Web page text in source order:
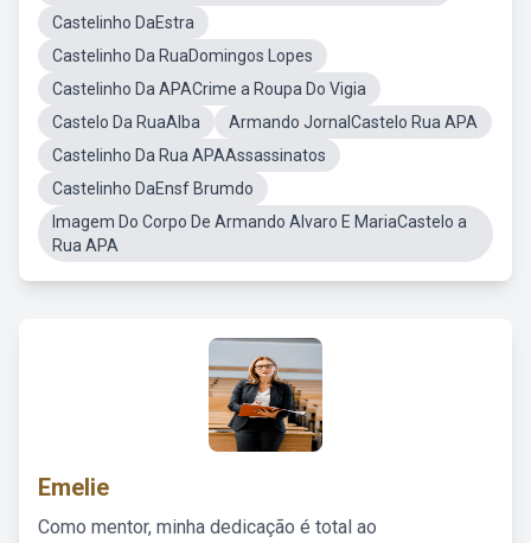
Castelinho DaEstra
Castelinho Da RuaDomingos Lopes
Castelinho Da APACrime a Roupa Do Vigia
Castelo Da RuaAlba
Armando JornalCastelo Rua APA
Castelinho Da Rua APAAssassinatos
Castelinho DaEnsf Brumdo
Imagem Do Corpo De Armando Alvaro E MariaCastelo a
Rua APA
Emelie
Como mentor, minha dedicação é total ao